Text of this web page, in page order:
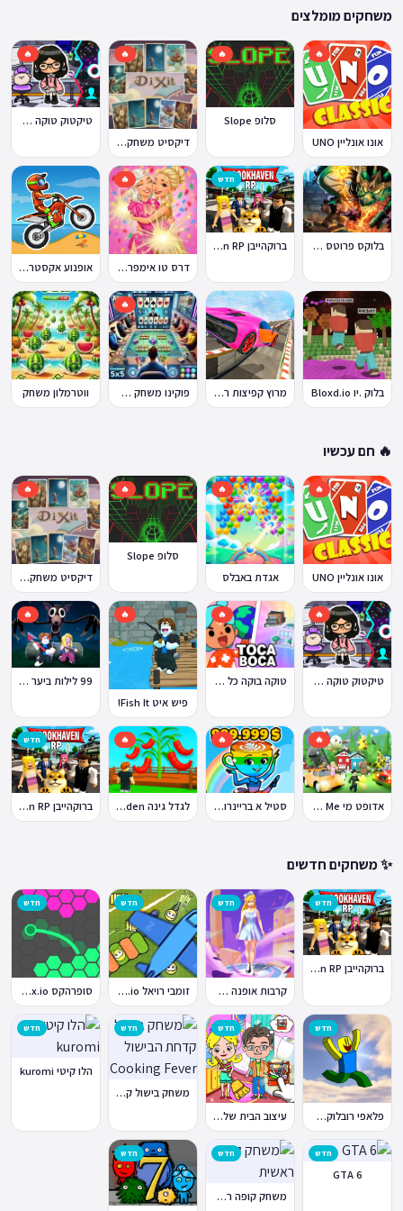
לצד תוספות שוטפות של משחקים חדשים.
משחקים מומלצים
🔥
אונו אונליין UNO
🔥
סלופ Slope
🔥
דיקסיט משחק Dixit
🔥
טיקטוק טוקה בוקה
בלוקס פרוטס Blox Fruits
חדש
ברוקהייבן Brookhaven RP
🔥
דרס טו אימפרס Dress To Impress אופנוע אקסטרים Moto X3M
בלוק .יו Bloxd.io מרוץ קפיצות רמפה
🔥
פוקינו משחק אונליין ווטרמלון משחק
🔥 חם עכשיו
🔥
אונו אונליין UNO
🔥
אגדת באבלס
🔥
סלופ Slope
🔥
דיקסיט משחק Dixit
🔥
טיקטוק טוקה בוקה
🔥
טוקה בוקה כל העולמות בחינם
🔥
פיש איט Fish It!
🔥
99 לילות ביער Nights in the Forest
🔥
אדופט מי Adopt Me!
🔥
סטיל א בריינרוט Steal a Brainrot
🔥
לגדל גינה Grow a Garden
חדש
ברוקהייבן Brookhaven RP
✨ משחקים חדשים
חדש
ברוקהייבן Brookhaven RP
חדש
קרבות אופנה Fashion Battle
חדש
זומבי רויאל ZombsRoyale.io
חדש
סופרהקס Superhex.io
חדש
פלאפי רובלוקס Flappy Roblox
חדש
עיצוב הבית של טוקה בוקה
חדש
משחק בישול קדחת הבישול Cooking Fever
חדש
הלו קיטי kuromi
חדש
GTA 6
חדש
משחק קופה ראשית
חדש